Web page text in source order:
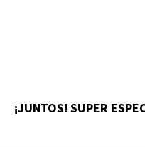
¡JUNTOS! SUPER